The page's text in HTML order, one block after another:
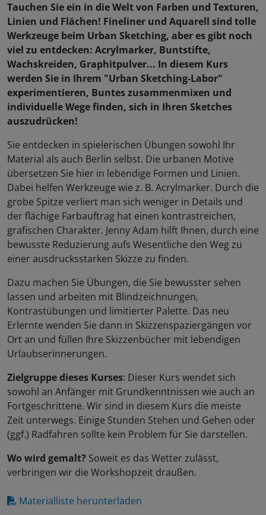
Tauchen Sie ein in die Welt von Farben und Texturen,
Linien und Flächen! Fineliner und Aquarell sind tolle
Werkzeuge beim Urban Sketching, aber es gibt noch
viel zu entdecken: Acrylmarker, Buntstifte,
Wachskreiden, Graphitpulver... In diesem Kurs
werden Sie in Ihrem "Urban Sketching-Labor"
experimentieren, Buntes zusammenmixen und
individuelle Wege finden, sich in Ihren Sketches
auszudrücken!
Sie entdecken in spielerischen Übungen sowohl Ihr
Material als auch Berlin selbst. Die urbanen Motive
übersetzen Sie hier in lebendige Formen und Linien.
Dabei helfen Werkzeuge wie z. B. Acrylmarker. Durch die
grobe Spitze verliert man sich weniger in Details und
der flächige Farbauftrag hat einen kontrastreichen,
grafischen Charakter. Jenny Adam hilft Ihnen, durch eine
bewusste Reduzierung aufs Wesentliche den Weg zu
einer ausdrucksstarken Skizze zu finden.
Dazu machen Sie Übungen, die Sie bewusster sehen
lassen und arbeiten mit Blindzeichnungen,
Kontrastübungen und limitierter Palette. Das neu
Erlernte wenden Sie dann in Skizzenspaziergängen vor
Ort an und füllen Ihre Skizzenbücher mit lebendigen
Urlaubserinnerungen.
Zielgruppe dieses Kurses: Dieser Kurs wendet sich
sowohl an Anfänger mit Grundkenntnissen wie auch an
Fortgeschrittene. Wir sind in diesem Kurs die meiste
Zeit unterwegs. Einige Stunden Stehen und Gehen oder
(ggf.) Radfahren sollte kein Problem für Sie darstellen.
Wo wird gemalt? Soweit es das Wetter zulässt,
verbringen wir die Workshopzeit draußen.
Materialliste herunterladen